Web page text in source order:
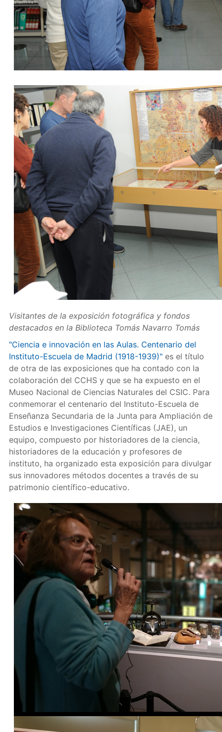
Visitantes de la exposición fotográfica y fondos
destacados en la Biblioteca Tomás Navarro Tomás
"Ciencia e innovación en las Aulas. Centenario del
Instituto-Escuela de Madrid (1918-1939)"es el título
de otra de las exposiciones que ha contado con la
colaboración del CCHS y que se ha expuesto en el
Museo Nacional de Ciencias Naturales del CSIC. Para
conmemorar el centenario del Instituto-Escuela de
Enseñanza Secundaria de la Junta para Ampliación de
Estudios e Investigaciones Científicas (JAE), un
equipo, compuesto por historiadores de la ciencia,
historiadores de la educación y profesores de
instituto, ha organizado esta exposición para divulgar
sus innovadores métodos docentes a través de su
patrimonio científico-educativo.